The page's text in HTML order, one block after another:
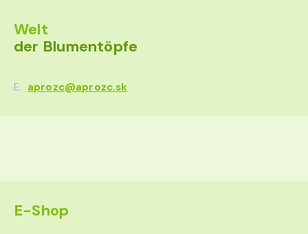
Welt
der Blumentöpfe
E. aprozc@aprozc.sk
E-Shop